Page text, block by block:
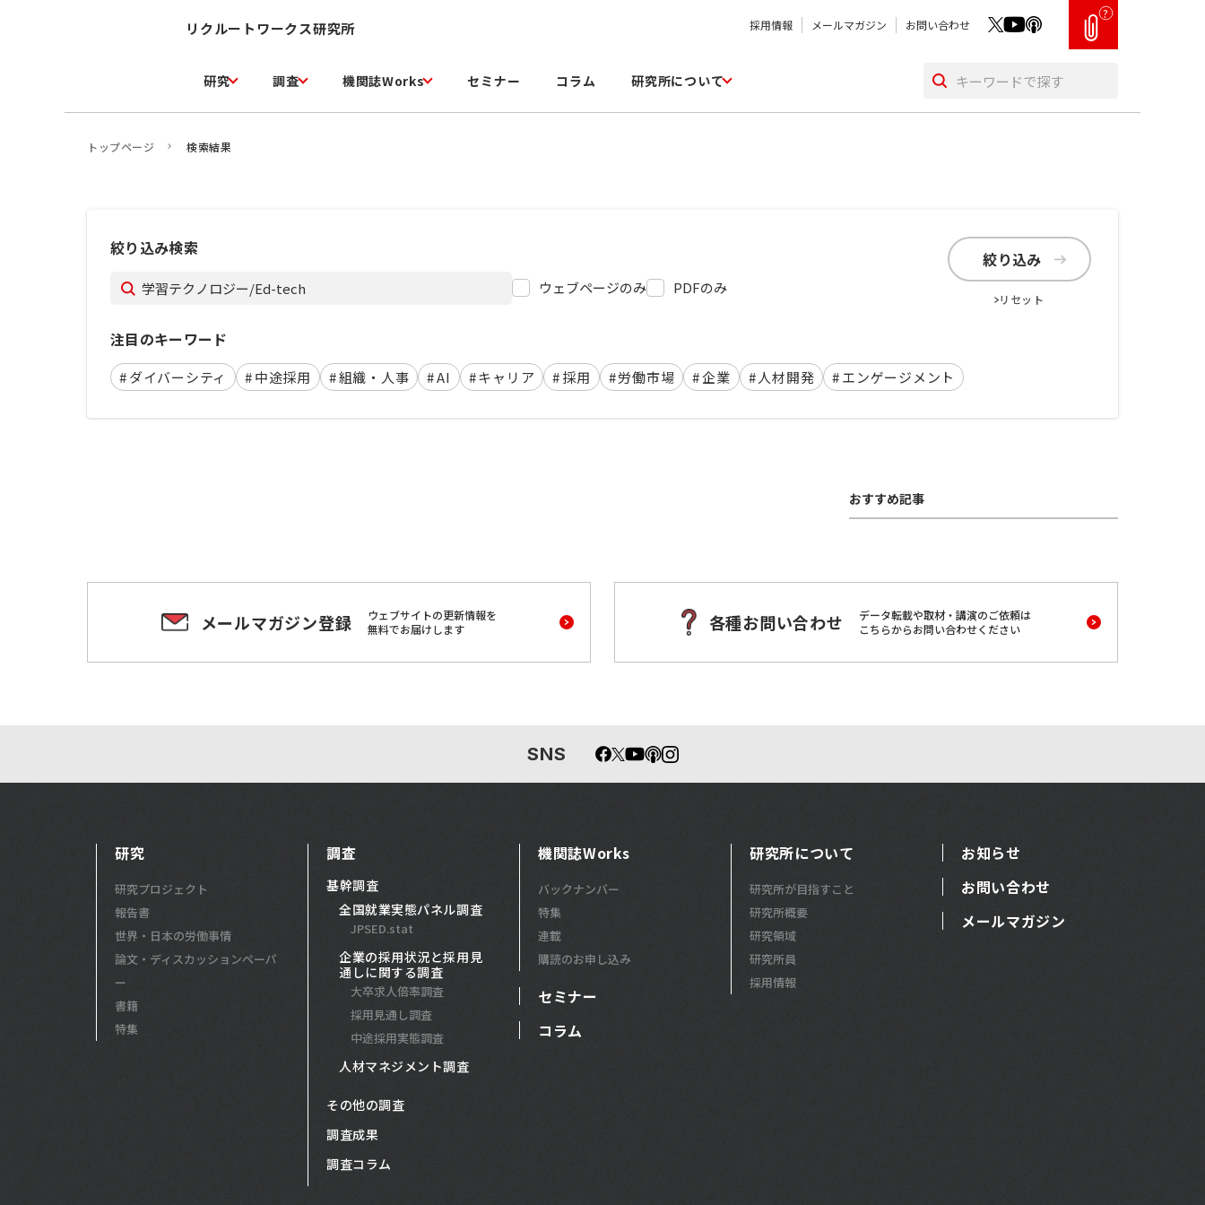
リクルートワークス研究所 採用情報 メールマガジン お問い合わせ
?
研究 調査 機関誌Works セミナー コラム 研究所について
トップページ 検索結果
絞り込み検索
ウェブページのみ PDFのみ
絞り込み
リセット
注目のキーワード
#ダイバーシティ #中途採用 #組織・人事 #AI #キャリア #採用 #労働市場 #企業 #人材開発 #エンゲージメント
おすすめ記事
メールマガジン登録
ウェブサイトの更新情報を
無料でお届けします
各種お問い合わせ
データ転載や取材・講演のご依頼は
こちらからお問い合わせください
SNS
研究
研究プロジェクト
報告書
世界・日本の労働事情
論文・ディスカッションペーパ
ー
書籍
特集
調査
基幹調査
全国就業実態パネル調査
JPSED.stat
企業の採用状況と採用見
通しに関する調査
大卒求人倍率調査
採用見通し調査
中途採用実態調査
人材マネジメント調査
その他の調査
調査成果
調査コラム
機関誌Works
バックナンバー
特集
連載
購読のお申し込み
セミナー
コラム
研究所について
研究所が目指すこと
研究所概要
研究領域
研究所員
採用情報
お知らせ
お問い合わせ
メールマガジン